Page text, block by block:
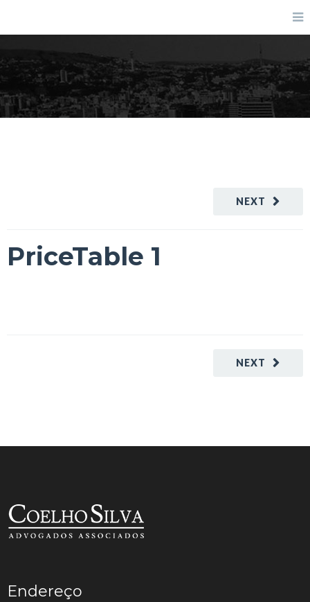
PriceTable 1
NEXT
PriceTable 1
NEXT
Endereço